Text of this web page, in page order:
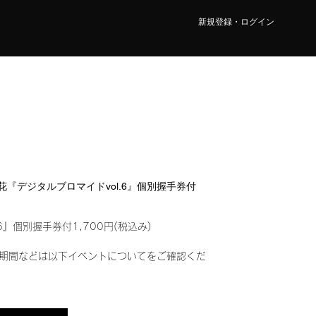
新規登録・ログイン
『デジタルブロマイドvol.6』個別握手券付
』個別握手券付1,700円(税込み)
間などは以下イベントについてをご確認くだ